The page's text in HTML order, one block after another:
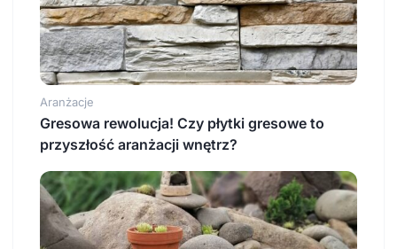
Aranżacje
Gresowa rewolucja! Czy płytki gresowe to
przyszłość aranżacji wnętrz?